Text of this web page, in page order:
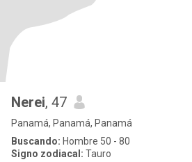
Nerei, 47
Panamá, Panamá, Panamá
Buscando: Hombre 50 - 80
Signo zodiacal: Tauro